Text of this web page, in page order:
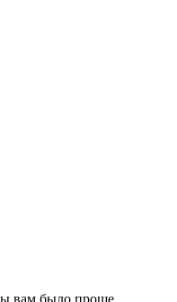
вам было проще